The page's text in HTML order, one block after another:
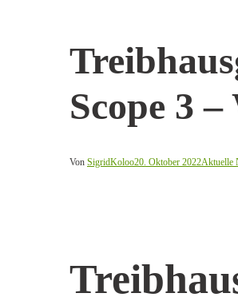
Scope 3 –
Von SigridKoloo20. Oktober 2022Aktuelle